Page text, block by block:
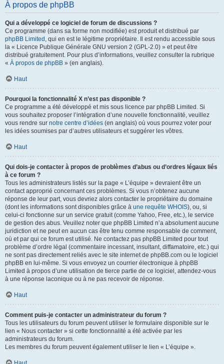
À propos de phpBB
Qui a développé ce logiciel de forum de discussions ?
Ce programme (dans sa forme non modifiée) est produit et distribué par
phpBB Limited , qui en est le légitime propriétaire. Il est rendu accessible sous
la « Licence Publique Générale GNU version 2 (GPL-2.0) » et peut être
distribué gratuitement. Pour plus d’informations, veuillez consulter la rubrique
« À propos de phpBB » (en anglais).
Haut
Pourquoi la fonctionnalité X n’est pas disponible ?
Ce programme a été développé et mis sous licence par phpBB Limited. Si
vous souhaitez proposer l’intégration d’une nouvelle fonctionnalité, veuillez
vous rendre sur notre centre d’idées (en anglais) où vous pourrez voter pour
les idées soumises par d’autres utilisateurs et suggérer les vôtres.
Haut
Qui dois-je contacter à propos de problèmes d’abus ou d’ordres légaux liés
à ce forum ?
Tous les administrateurs listés sur la page « L’équipe » devraient être un
contact approprié concernant ces problèmes. Si vous n’obtenez aucune
réponse de leur part, vous devriez alors contacter le propriétaire du domaine
(dont les informations sont disponibles grâce à une requête WHOIS), ou, si
celui-ci fonctionne sur un service gratuit (comme Yahoo, Free, etc.), le service
de gestion des abus. Veuillez noter que phpBB Limited n’a absolument aucune
juridiction et ne peut en aucun cas être tenu comme responsable de comment,
où et par qui ce forum est utilisé. Ne contactez pas phpBB Limited pour tout
problème d’ordre légal (commentaire incessant, insultant, diffamatoire, etc.) qui
ne sont pas directement reliés avec le site internet de phpBB.com ou le logiciel
phpBB en lui-même. Si vous envoyez un courrier électronique à phpBB
Limited à propos d’une utilisation de tierce partie de ce logiciel, attendez-vous
à une réponse laconique ou à ne pas recevoir de réponse.
Haut
Comment puis-je contacter un administrateur du forum ?
Tous les utilisateurs du forum peuvent utiliser le formulaire disponible sur le
lien « Nous contacter » si cette fonctionnalité a été activée par les
administrateurs du forum.
Les membres du forum peuvent également utiliser le lien « L’équipe ».